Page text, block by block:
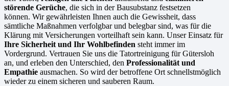
störende Gerüche, die sich in der Bausubstanz festsetzen
können. Wir gewährleisten Ihnen auch die Gewissheit, dass
sämtliche Maßnahmen verfolgbar und belegbar sind, was für die
Klärung mit Versicherungen vorteilhaft sein kann. Unser Einsatz für
Ihre Sicherheit und Ihr Wohlbefinden steht immer im
Vordergrund. Vertrauen Sie uns die Tatortreinigung für Gütersloh
an, und erleben den Unterschied, den Professionalität und
Empathie ausmachen. So wird der betroffene Ort schnellstmöglich
wieder zu einem sicheren und sauberen Raum.